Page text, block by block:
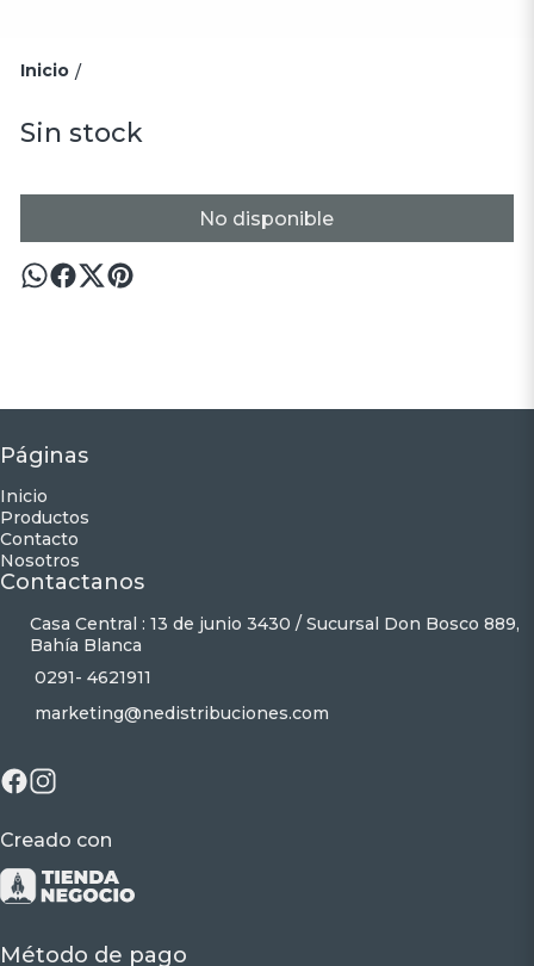
Inicio /
Sin stock
No disponible
Páginas
Inicio
Productos
Contacto
Nosotros
Contactanos
Casa Central : 13 de junio 3430 / Sucursal Don Bosco 889,
Bahía Blanca
0291- 4621911
marketing@nedistribuciones.com
Creado con
Método de pago